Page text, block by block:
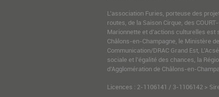
L’association Furies, porteuse des
routes, de la Saison Cirque, des
Marionnette et d’actions culturelles est
Châlons-en-Champagne, le Ministère
Communication/DRAC Grand Est,
sociale et l’égalité des chances, la
d’Agglomération de Châlons-en-
Licences : 2-1106141 / 3-1106142 >